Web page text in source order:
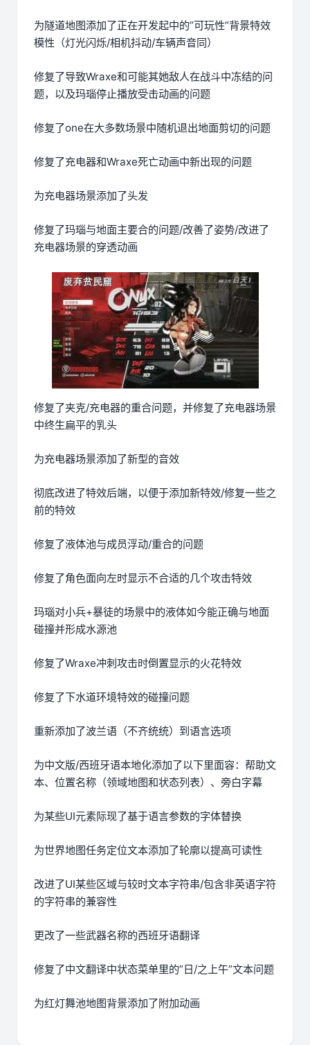
为隧道地图添加了正在开发起中的”可玩性”背景特效
模性（灯光闪烁/相机抖动/车辆声音同）
修复了导致Wraxe和可能其她敌人在战斗中冻结的问
题，以及玛瑙停止播放受击动画的问题
修复了one在大多数场景中随机退出地面剪切的问题
修复了充电器和Wraxe死亡动画中新出现的问题
为充电器场景添加了头发
修复了玛瑙与地面主要合的问题/改善了姿势/改进了
充电器场景的穿透动画
修复了夹克/充电器的重合问题，并修复了充电器场景
中终生扁平的乳头
为充电器场景添加了新型的音效
彻底改进了特效后端，以便于添加新特效/修复一些之
前的特效
修复了液体池与成员浮动/重合的问题
修复了角色面向左时显示不合适的几个攻击特效
玛瑙对小兵+暴徒的场景中的液体如今能正确与地面
碰撞并形成水源池
修复了Wraxe冲刺攻击时倒置显示的火花特效
修复了下水道环境特效的碰撞问题
重新添加了波兰语（不齐统统）到语言选项
为中文版/西班牙语本地化添加了以下里面容：帮助文
本、位置名称（领域地图和状态列表）、旁白字幕
为某些UI元素际现了基于语言参数的字体替换
为世界地图任务定位文本添加了轮廓以提高可读性
改进了UI某些区域与较时文本字符串/包含非英语字符
的字符串的兼容性
更改了一些武器名称的西班牙语翻译
修复了中文翻译中状态菜单里的”日/之上午”文本问题
为红灯舞池地图背景添加了附加动画